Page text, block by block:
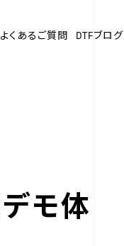
よくあるご質問 DTFブログ
モ体